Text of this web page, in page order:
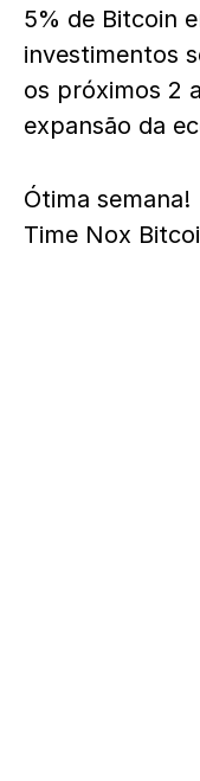
5% de Bitcoin
investimentos
os próximos 2
expansão da
Ótima semana!
Time Nox